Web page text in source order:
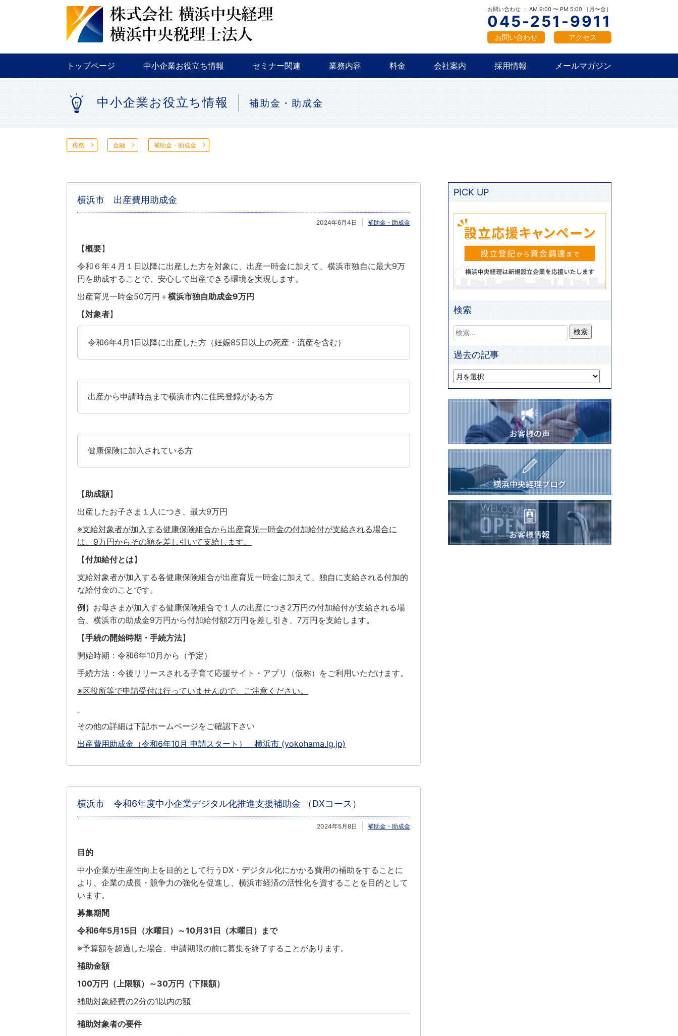
お問い合わせ ： AM 9:00 〜 PM 5:00 ［月〜金］
045-251-9911
お問い合わせ アクセス
トップページ 中小企業お役立ち情報 セミナー関連 業務内容 料金 会社案内 採用情報 メールマガジン
中小企業お役立ち情報 補助金・助成金
税務 金融 補助金・助成金
横浜市 出産費用助成金
2024年6月4日 補助金・助成金
【概要】
令和６年４月１日以降に出産した方を対象に、出産一時金に加えて、横浜市独自に最大9万
円を助成することで、安心して出産できる環境を実現します。
出産育児一時金50万円＋横浜市独自助成金9万円
【対象者】
令和6年4月1日以降に出産した方（妊娠85日以上の死産・流産を含む）
出産から申請時点まで横浜市内に住民登録がある方
健康保険に加入されている方
【助成額】
出産したお子さま１人につき、最大9万円
※支給対象者が加入する健康保険組合から出産育児一時金の付加給付が支給される場合に
は、9万円からその額を差し引いて支給します。
【付加給付とは】
支給対象者が加入する各健康保険組合が出産育児一時金に加えて、独自に支給される付加的
な給付金のことです。
例） お母さまが加入する健康保険組合で１人の出産につき2万円の付加給付が支給される場
合、横浜市の助成金9万円から付加給付額2万円を差し引き、7万円を支給します。
【手続の開始時期・手続方法】
開始時期：令和6年10月から（予定）
手続方法：今後リリースされる子育て応援サイト・アプリ（仮称）をご利用いただけます。
※区役所等で申請受付は行っていませんので、ご注意ください。
その他の詳細は下記ホームページをご確認下さい
出産費用助成金（令和6年10月 申請スタート） 横浜市 (yokohama.lg.jp)
横浜市 令和6年度中小企業デジタル化推進支援補助金 （DXコース）
2024年5月8日 補助金・助成金
目的
中小企業が生産性向上を目的として行うDX・デジタル化にかかる費用の補助をすることに
より、企業の成長・競争力の強化を促進し、横浜市経済の活性化を資することを目的として
います。
募集期間
令和6年5月15日（水曜日）～10月31日（木曜日）まで
※予算額を超過した場合、申請期限の前に募集を終了することがあります。
補助金額
100万円（上限額）～30万円（下限額）
補助対象経費の2分の1以内の額
補助対象者の要件
PICK UP
検索
過去の記事
税務
金融
補助金・助成金 新卒採用
中途採用